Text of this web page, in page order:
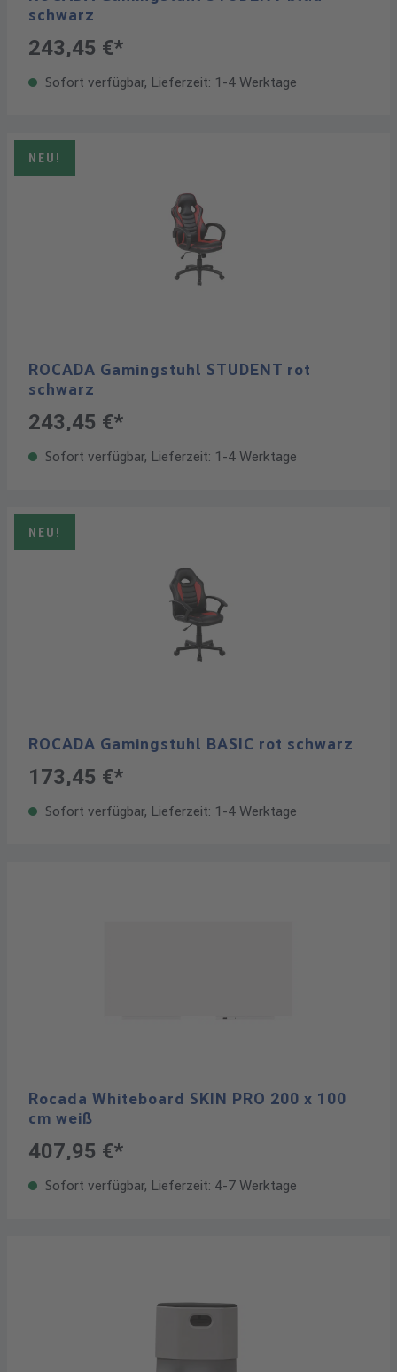
schwarz
243,45 €*
Sofort verfügbar, Lieferzeit: 1-4 Werktage
NEU!
ROCADA Gamingstuhl STUDENT rot
schwarz
243,45 €*
Sofort verfügbar, Lieferzeit: 1-4 Werktage
NEU!
ROCADA Gamingstuhl BASIC rot schwarz
173,45 €*
Sofort verfügbar, Lieferzeit: 1-4 Werktage
Rocada Whiteboard SKIN PRO 200 x 100
cm weiß
407,95 €*
Sofort verfügbar, Lieferzeit: 4-7 Werktage